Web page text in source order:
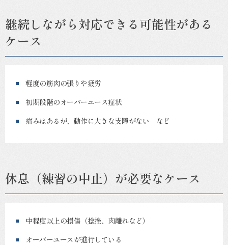
継続しながら対応できる可能性がある
ケース
軽度の筋肉の張りや疲労
初期段階のオーバーユース症状
痛みはあるが、動作に大きな支障がない など
休息（練習の中止）が必要なケース
中程度以上の損傷（捻挫、肉離れなど）
オーバーユースが進行している